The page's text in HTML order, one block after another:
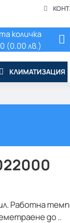
количка
(0.00 лв.)
КЛИМАТИЗАЦИЯ
Работна
до ..